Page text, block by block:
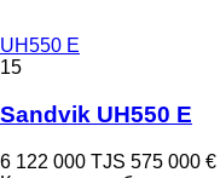
UH550 E
15
Sandvik UH550 E
6 122 000 TJS 575 000 €